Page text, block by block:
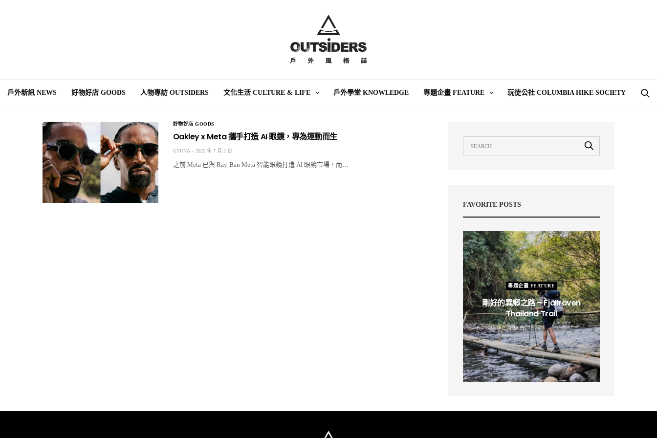
戶外新訊 NEWS 好物好店 GOODS 人物專訪 OUTSIDERS 文化生活 CULTURE & LIFE 戶外學堂 KNOWLEDGE 專題企畫 FEATURE 玩徒公社 COLUMBIA HIKE SOCIETY
好物好店 GOODS
Oakley x Meta 攜手打造 AI 眼鏡，專為運動而生
GYUNA 2025 年 7 月 2 日
之前 Meta 已與 Ray‑Ban Meta 智能眼鏡打造 AI 眼鏡市場，而…
FAVORITE POSTS
專題企畫 FEATURE
剛好的異鄉之路 – Fjällräven
Thailand Trail
B 2019 年 2 月 12 日